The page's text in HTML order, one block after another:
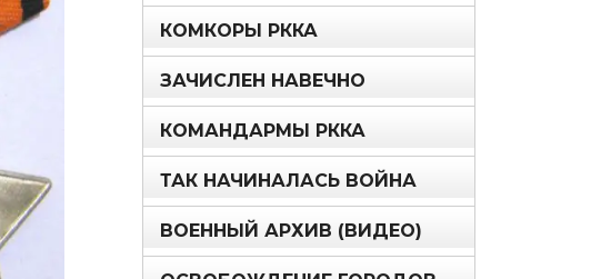
КОМКОРЫ РККА
ЗАЧИСЛЕН НАВЕЧНО
КОМАНДАРМЫ РККА
ТАК НАЧИНАЛАСЬ ВОЙНА
ВОЕННЫЙ АРХИВ (ВИДЕО)